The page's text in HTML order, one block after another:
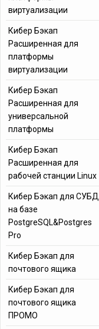
виртуализации
Кибер Бэкап
Расширенная для
платформы
виртуализации
Кибер Бэкап
Расширенная для
универсальной
платформы
Кибер Бэкап
Расширенная для
рабочей станции Linux
Кибер Бэкап для СУБД
на базе
PostgreSQL&Postgres
Pro
Кибер Бэкап для
почтового ящика
Кибер Бэкап для
почтового ящика
ПРОМО